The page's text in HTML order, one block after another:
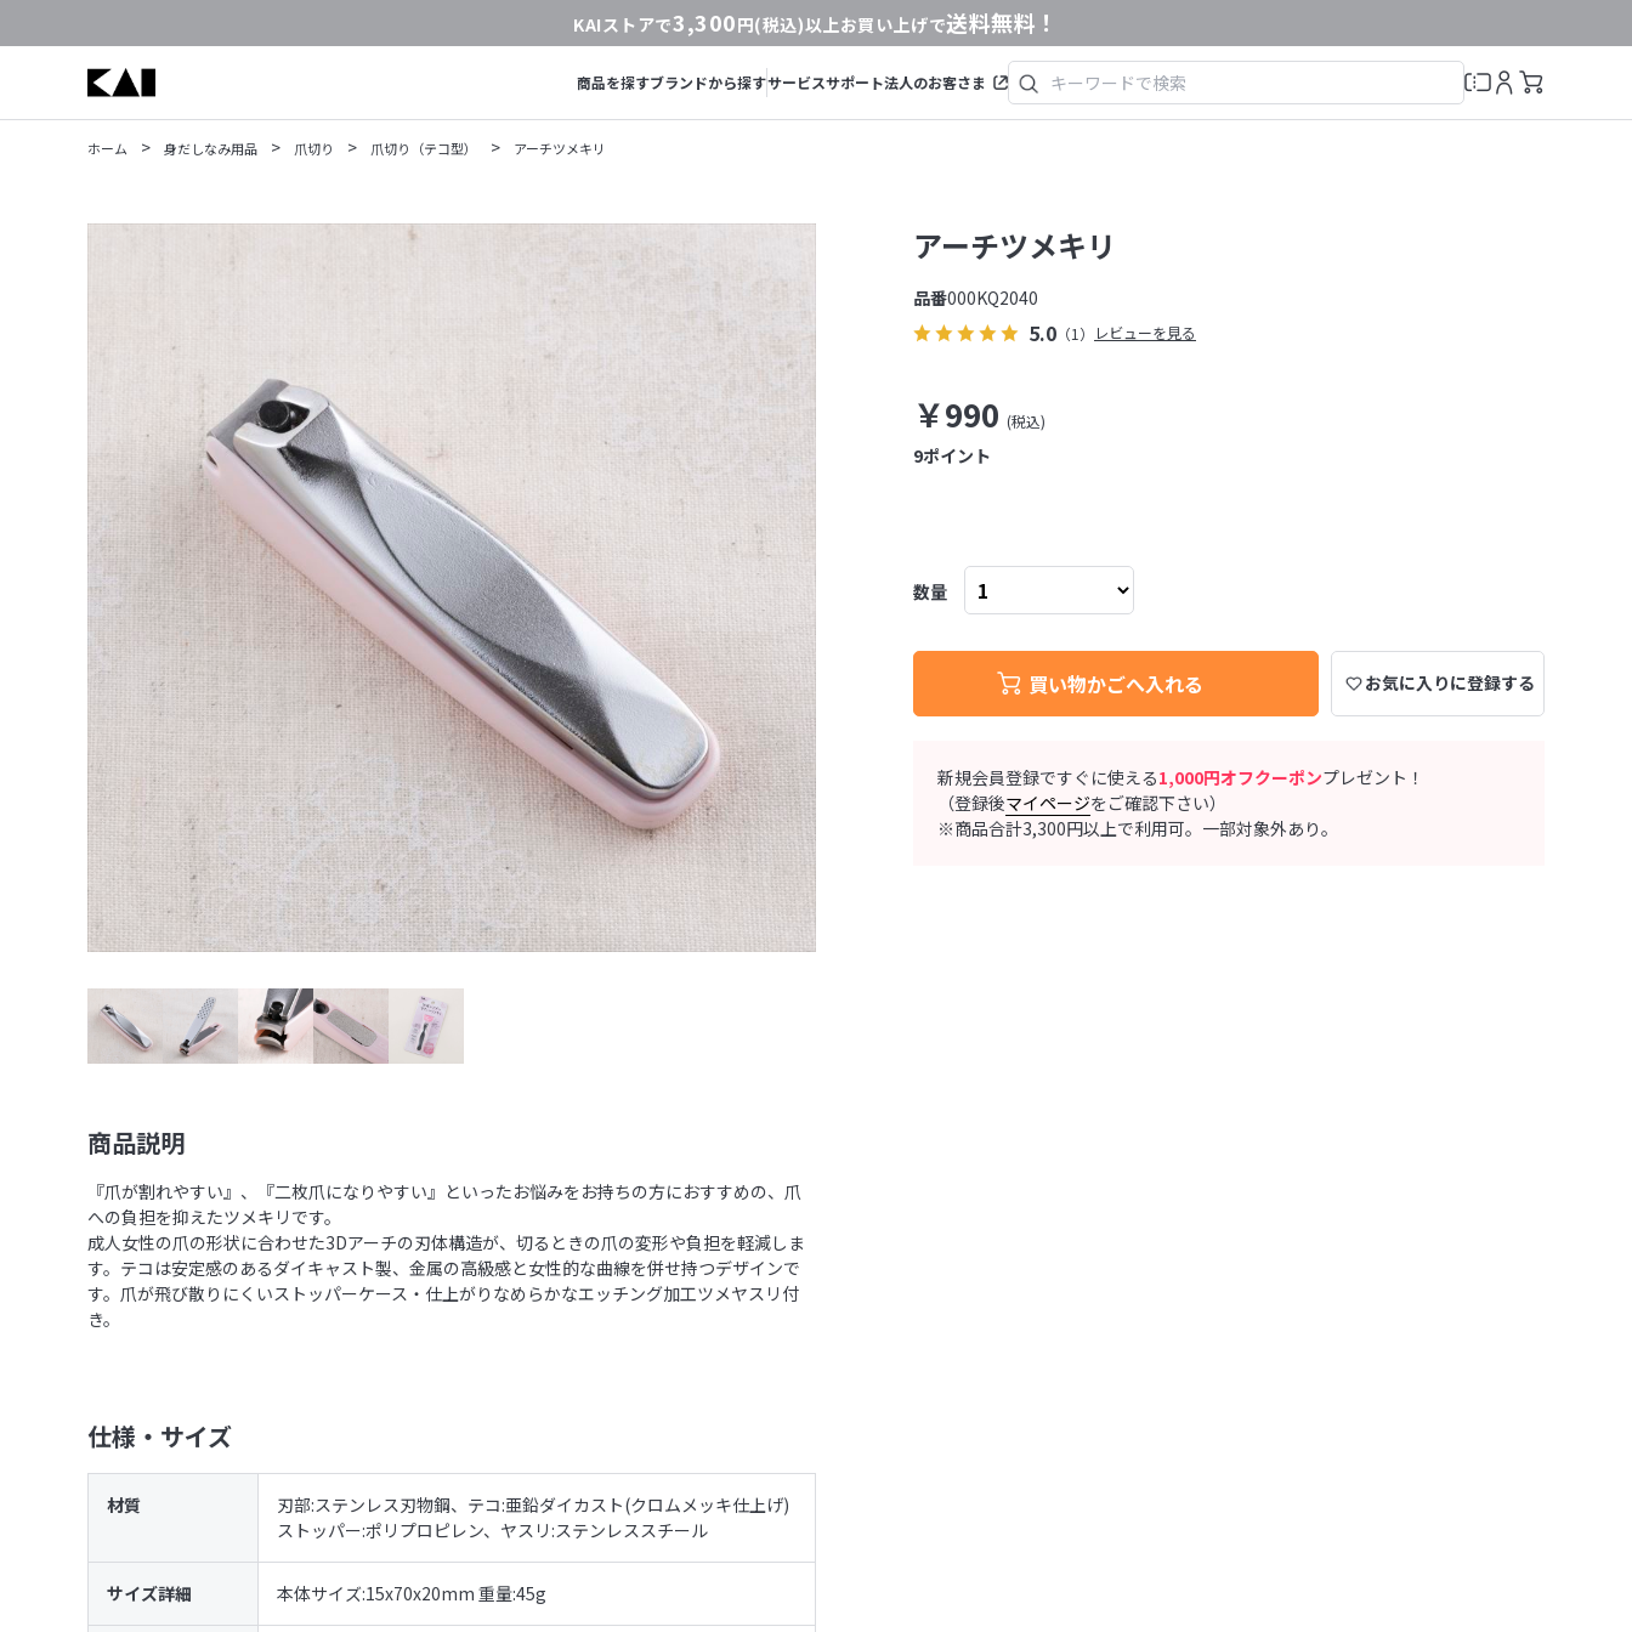
KAIストアで3,300円(税込)以上お買い上げで送料無料！
商品を探すブランドから探すサービスサポート法人のお客さま
ホーム > 身だしなみ用品 > 爪切り > 爪切り（テコ型） > アーチツメキリ
商品説明
『爪が割れやすい』、『二枚爪になりやすい』といったお悩みをお持ちの方におすすめの、爪
への負担を抑えたツメキリです。
成人女性の爪の形状に合わせた3Dアーチの刃体構造が、切るときの爪の変形や負担を軽減しま
す。テコは安定感のあるダイキャスト製、金属の高級感と女性的な曲線を併せ持つデザインで
す。爪が飛び散りにくいストッパーケース・仕上がりなめらかなエッチング加工ツメヤスリ付
き。
仕様・サイズ
材質
刃部:ステンレス刃物鋼、テコ:亜鉛ダイカスト(クロムメッキ仕上げ)
ストッパー:ポリプロピレン、ヤスリ:ステンレススチール
サイズ詳細 本体サイズ:15x70x20mm 重量:45g
5.0 （1） レビューを見る
アーチツメキリ
￥990
品番000KQ2040
ポイント
9
数量
買い物かごへ入れる お気に入りに登録する
新規会員登録ですぐに使える1,000円オフクーポンプレゼント！
（登録後マイページをご確認下さい）
※商品合計3,300円以上で利用可。一部対象外あり。